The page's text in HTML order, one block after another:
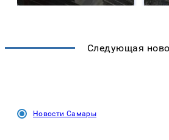
Следующая
Новости Самары